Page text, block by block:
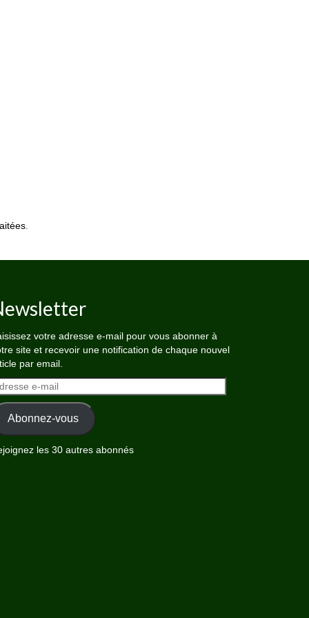
votre adresse e-mail pour vous abonner à
site et recevoir une notification de chaque nouvel
par email.
Abonnez-vous
les 30 autres abonnés